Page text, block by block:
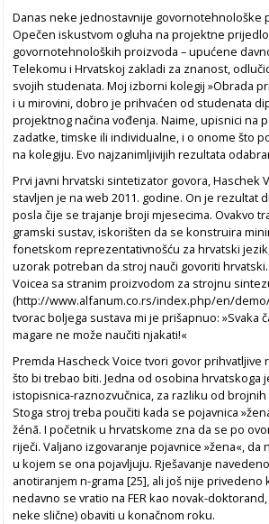
Danas neke jednostavnije govornotehnološke
Opečen iskustvom ogluha na projektne
govornotehnoloških proizvoda – upućene
Telekomu i Hrvatskoj zakladi za znanost,
svojih studenata. Moj izborni kolegij »Obrada
i u mirovini, dobro je prihvaćen od studenata
projektnog načina vođenja. Naime, upisnici na
zadatke, timske ili individualne, i o onome što
na kolegiju. Evo najzanimljivijih rezultata
Prvi javni hrvatski sintetizator govora, Haschek
stavljen je na web 2011. godine. On je rezultat
posla čije se trajanje broji mjesecima. Ovakvo
gramski sustav, iskorišten da se konstruira
fonetskom reprezentativnošću za hrvatski
uzorak potreban da stroj nauči govoriti
Voicea sa stranim proizvodom za strojnu
(http://www.alfanum.co.rs/index.php/en/
tvorac boljega sustava mi je prišapnuo: »Svaka
magare ne može naučiti njakati!«
Premda Hascheck Voice tvori govor prihvatljive
što bi trebao biti. Jedna od osobina
istopisnica-raznozvučnica, za razliku od
Stoga stroj treba poučiti kada se pojavnica
žénā. I početnik u hrvatskome zna da se po
riječi. Valjano izgovaranje pojavnice »žena«,
u kojem se ona pojavljuju. Rješavanje
anotiranjem n-grama [25], ali još nije
nedavno se vratio na FER kao novak-
neke slične) obaviti u konačnom roku.